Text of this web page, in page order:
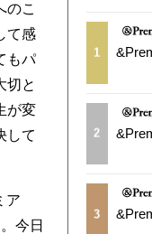
のこ
て感
もパ
切と
が変
して
ア
今日
1
2
3